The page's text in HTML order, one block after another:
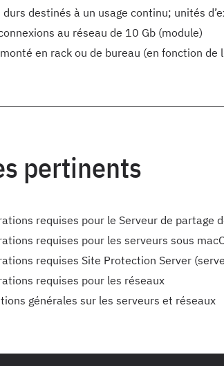
durs destinés à un usage continu; unités
au réseau de 10 Gb (module)
en rack ou de bureau (en fonction de
pertinents
requises pour le Serveur de partage
requises pour les serveurs sous
requises Site Protection Server
requises pour les réseaux
générales sur les serveurs et réseaux